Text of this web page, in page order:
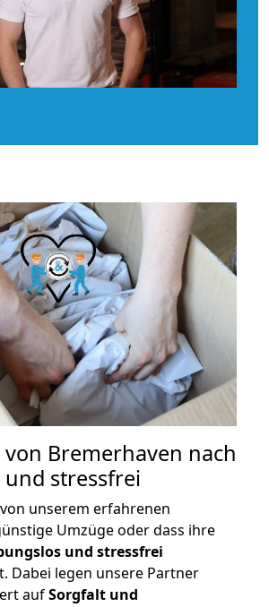
Bremerhaven nach
und stressfrei
unserem erfahrenen
Umzüge oder dass ihre
und stressfrei
Dabei legen unsere Partner
aufSorgfalt und